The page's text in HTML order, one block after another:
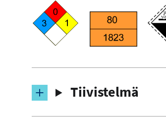
Tiivistelmä